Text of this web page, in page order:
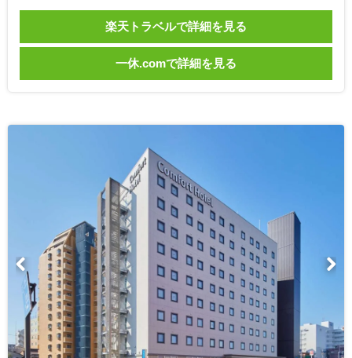
楽天トラベルで詳細を見る
一休.comで詳細を見る